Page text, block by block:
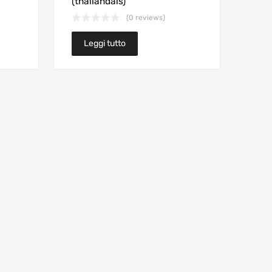
(0 reviews)
Leggi tutto